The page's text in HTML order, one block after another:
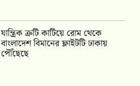
যান্ত্রিক ত্রুটি কাটিয়ে রোম থেকে
বাংলাদেশ বিমানের ফ্লাইটটি ঢাকায়
পৌঁছেছে